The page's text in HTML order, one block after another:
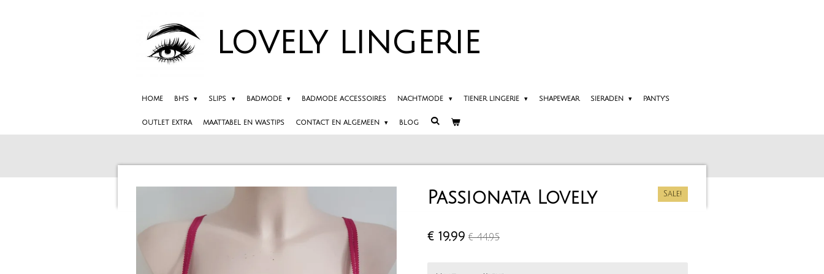
LOVELY LINGERIE
HOME BH'S SLIPS BADMODE BADMODE ACCESSOIRES NACHTMODE TIENER LINGERIE SHAPEWEAR SIERADEN PANTY'S
OUTLET EXTRA MAATTABEL EN WASTIPS CONTACT EN ALGEMEEN BLOG
Passionata Lovely Sale!
€ 19,99 € 44,95